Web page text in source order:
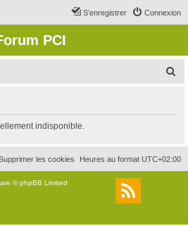
Connexion
S’enregistrer
PCI
r
c
r
indisponible.
Heures au format UTC+02:00
les cookies
© phpBB Limited